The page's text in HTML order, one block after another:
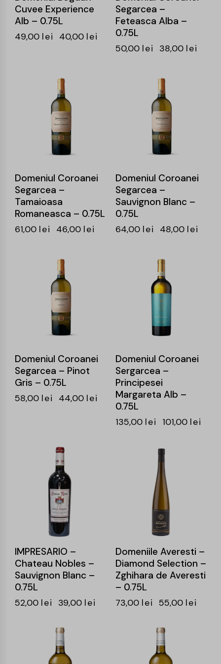
Cuvee Experience
Alb – 0.75L
49,00 lei 40,00 lei
Segarcea –
Feteasca Alba –
0.75L
50,00 lei 38,00 lei
Domeniul Coroanei
Segarcea –
Tamaioasa
Romaneasca – 0.75L
61,00 lei 46,00 lei
Domeniul Coroanei
Segarcea –
Sauvignon Blanc –
0.75L
64,00 lei 48,00 lei
Domeniul Coroanei
Segarcea – Pinot
Gris – 0.75L
58,00 lei 44,00 lei
Domeniul Coroanei
Sergarcea –
Principesei
Margareta Alb –
0.75L
135,00 lei 101,00 lei
IMPRESARIO –
Chateau Nobles –
Sauvignon Blanc –
0.75L
52,00 lei 39,00 lei
Domeniile Averesti –
Diamond Selection –
Zghihara de Averesti
– 0.75L
73,00 lei 55,00 lei